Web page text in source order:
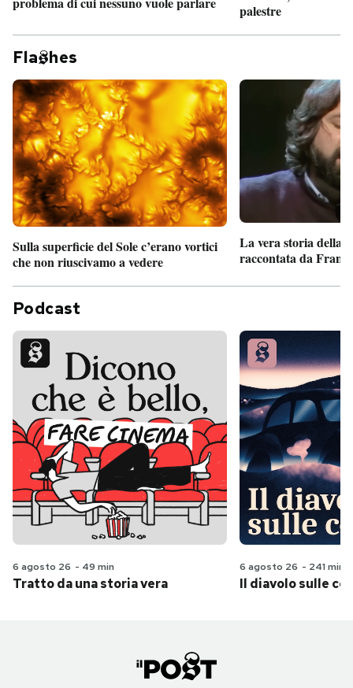
palestre
Fla hes
Sulla superficie del Sole c’erano vortici
che non riuscivamo a vedere
La vera storia della
raccontata da
Podcast
6 agosto 26 - 49 min
Tratto da una storia vera
6 agosto 26 - 241 min
Il diavolo sulle